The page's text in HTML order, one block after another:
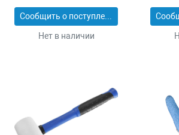
Сообщить о поступлении
Нет в наличии